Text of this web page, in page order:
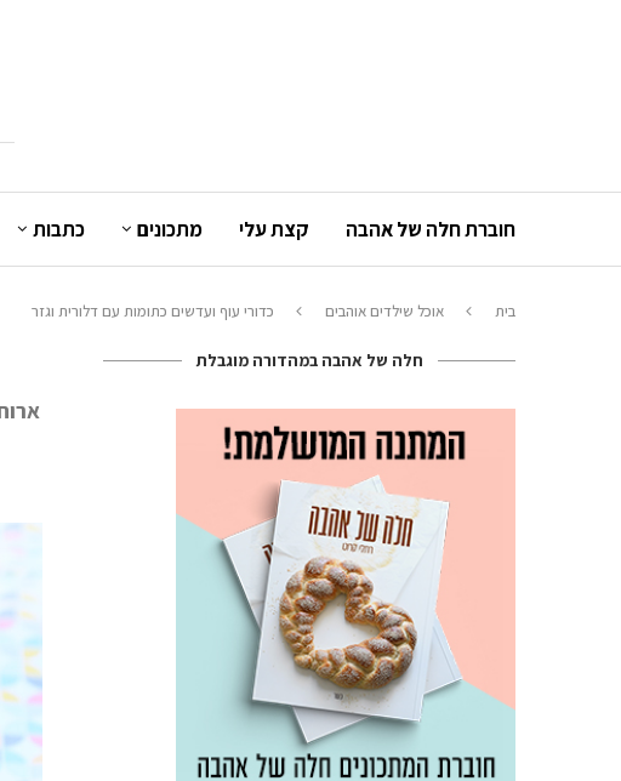
חוברת חלה של אהבה קצת עלי מתכונים כתבות
בית אוכל שילדים אוהבים כדורי עוף ועדשים כתומות עם דלורית וגזר
חלה של אהבה במהדורה מוגבלת